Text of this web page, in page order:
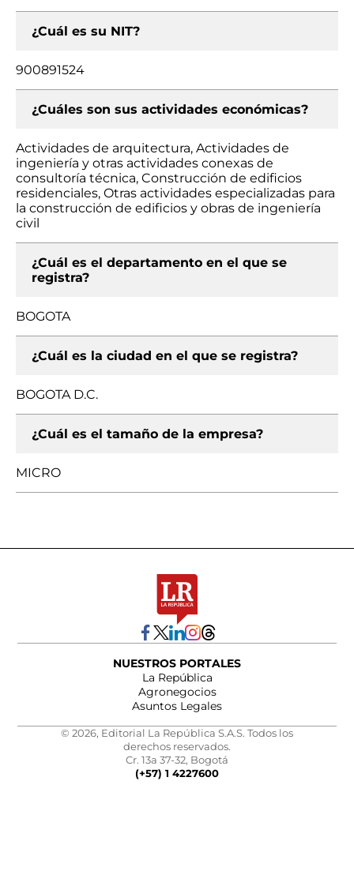
¿Cuál es su NIT?
900891524
¿Cuáles son sus actividades económicas?
Actividades de arquitectura, Actividades de
ingeniería y otras actividades conexas de
consultoría técnica, Construcción de edificios
residenciales, Otras actividades especializadas para
la construcción de edificios y obras de ingeniería
civil
¿Cuál es el departamento en el que se
registra?
BOGOTA
¿Cuál es la ciudad en el que se registra?
BOGOTA D.C.
¿Cuál es el tamaño de la empresa?
MICRO
NUESTROS PORTALES
La República
Agronegocios
Asuntos Legales
© 2026, Editorial La República S.A.S. Todos los
derechos reservados.
Cr. 13a 37-32, Bogotá
(+57) 1 4227600